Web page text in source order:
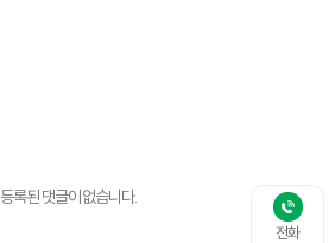
전화
등록된 댓글이 없습니다.